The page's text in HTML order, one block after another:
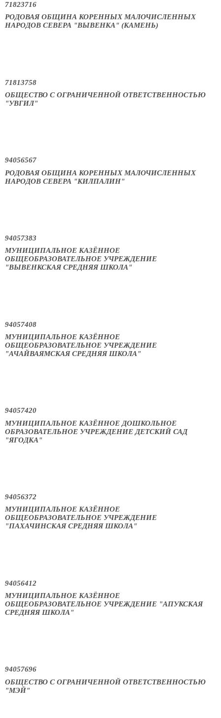
71823716
РОДОВАЯ ОБЩИНА КОРЕННЫХ МАЛОЧИСЛЕННЫХ
НАРОДОВ СЕВЕРА "ВЫВЕНКА" (КАМЕНЬ)
71813758
ОБЩЕСТВО С ОГРАНИЧЕННОЙ ОТВЕТСТВЕННОСТЬЮ
"УВГИЛ"
94056567
РОДОВАЯ ОБЩИНА КОРЕННЫХ МАЛОЧИСЛЕННЫХ
НАРОДОВ СЕВЕРА "КИЛПАЛИН"
94057383
МУНИЦИПАЛЬНОЕ КАЗЁННОЕ
ОБЩЕОБРАЗОВАТЕЛЬНОЕ УЧРЕЖДЕНИЕ
"ВЫВЕНКСКАЯ СРЕДНЯЯ ШКОЛА"
94057408
МУНИЦИПАЛЬНОЕ КАЗЁННОЕ
ОБЩЕОБРАЗОВАТЕЛЬНОЕ УЧРЕЖДЕНИЕ
"АЧАЙВАЯМСКАЯ СРЕДНЯЯ ШКОЛА"
94057420
МУНИЦИПАЛЬНОЕ КАЗЁННОЕ ДОШКОЛЬНОЕ
ОБРАЗОВАТЕЛЬНОЕ УЧРЕЖДЕНИЕ ДЕТСКИЙ САД
"ЯГОДКА"
94056372
МУНИЦИПАЛЬНОЕ КАЗЁННОЕ
ОБЩЕОБРАЗОВАТЕЛЬНОЕ УЧРЕЖДЕНИЕ
"ПАХАЧИНСКАЯ СРЕДНЯЯ ШКОЛА"
94056412
МУНИЦИПАЛЬНОЕ КАЗЁННОЕ
ОБЩЕОБРАЗОВАТЕЛЬНОЕ УЧРЕЖДЕНИЕ "АПУКСКАЯ
СРЕДНЯЯ ШКОЛА"
94057696
ОБЩЕСТВО С ОГРАНИЧЕННОЙ ОТВЕТСТВЕННОСТЬЮ
"МЭЙ"